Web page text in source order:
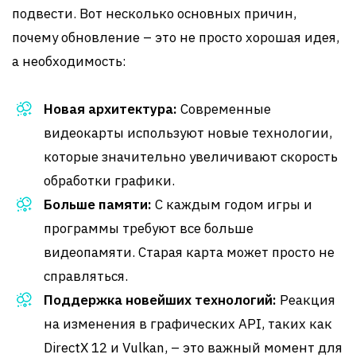
подвести. Вот несколько основных причин,
почему обновление – это не просто хорошая идея,
а необходимость:
Новая архитектура: Современные
видеокарты используют новые технологии,
которые значительно увеличивают скорость
обработки графики.
Больше памяти: С каждым годом игры и
программы требуют все больше
видеопамяти. Старая карта может просто не
справляться.
Поддержка новейших технологий: Реакция
на изменения в графических API, таких как
DirectX 12 и Vulkan, – это важный момент для